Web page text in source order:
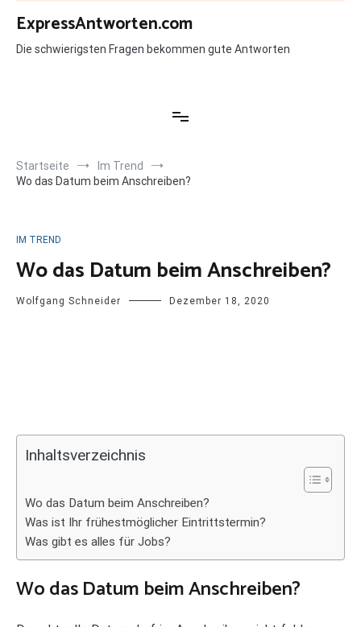
Zum
Inhalt
springen
ExpressAntworten.com
Die schwierigsten Fragen bekommen gute Antworten
Startseite
Im Trend
Wo das Datum beim Anschreiben?
IM TREND
Wo das Datum beim Anschreiben?
Wolfgang Schneider Dezember 18, 2020
Inhaltsverzeichnis
Wo das Datum beim Anschreiben?
Was ist Ihr frühestmöglicher Eintrittstermin?
Was gibt es alles für Jobs?
Wo das Datum beim Anschreiben?